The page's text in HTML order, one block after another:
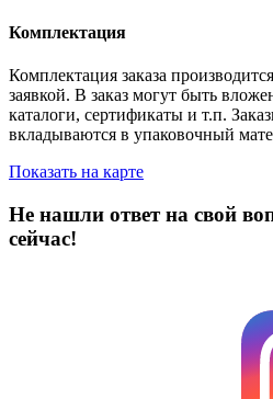
Комплектация
Комплектация заказа
заявкой. В заказ могут быть
каталоги, сертификаты и т.п.
вкладываются в упаковочный
Показать на карте
Не нашли ответ на свой
сейчас!